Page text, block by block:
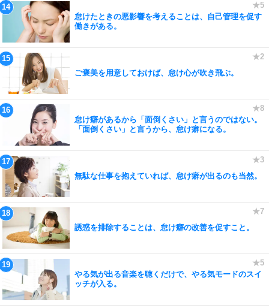
怠けたときの悪影響を考えることは、自己管理を促す
働きがある。
ご褒美を用意しておけば、怠け心が吹き飛ぶ。
怠け癖があるから「面倒くさい」と言うのではない。
「面倒くさい」と言うから、怠け癖になる。
無駄な仕事を抱えていれば、怠け癖が出るのも当然。
誘惑を排除することは、怠け癖の改善を促すこと。
やる気が出る音楽を聴くだけで、やる気モードのスイ
ッチが入る。